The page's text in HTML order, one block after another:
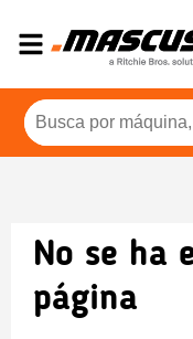
No se ha
página